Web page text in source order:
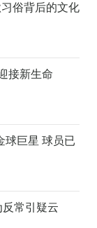
俗背后的文化
接新生命
球巨星 球员已
常引疑云